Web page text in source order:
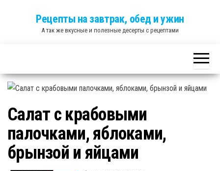
Рецепты на завтрак, обед и ужин
А так же вкусные и полезные десерты с рецептами
Салат с крабовыми
палочками, яблоками,
брынзой и яйцами